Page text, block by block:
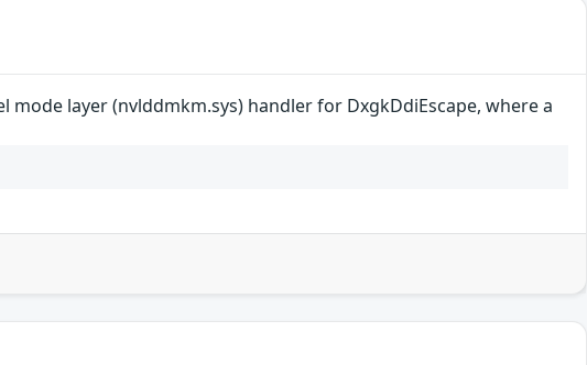
layer (nvlddmkm.sys) handler for DxgkDdiEscape, where a